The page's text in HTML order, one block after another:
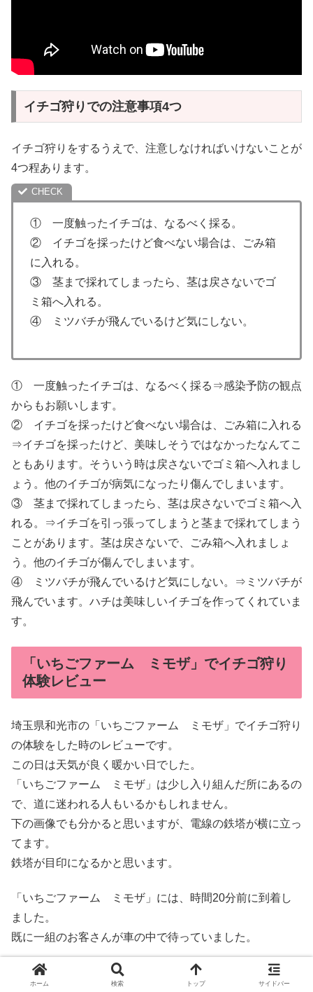
イチゴ狩りでの注意事項4つ
イチゴ狩りをするうえで、注意しなければいけないことが
4つ程あります。
① 一度触ったイチゴは、なるべく採る。
② イチゴを採ったけど食べない場合は、ごみ箱
に入れる。
③ 茎まで採れてしまったら、茎は戻さないでゴ
ミ箱へ入れる。
④ ミツバチが飛んでいるけど気にしない。
① 一度触ったイチゴは、なるべく採る⇒感染予防の観点
からもお願いします。
② イチゴを採ったけど食べない場合は、ごみ箱に入れる
⇒イチゴを採ったけど、美味しそうではなかったなんてこ
ともあります。そういう時は戻さないでゴミ箱へ入れまし
ょう。他のイチゴが病気になったり傷んでしまいます。
③ 茎まで採れてしまったら、茎は戻さないでゴミ箱へ入
れる。⇒イチゴを引っ張ってしまうと茎まで採れてしまう
ことがあります。茎は戻さないで、ごみ箱へ入れましょ
う。他のイチゴが傷んでしまいます。
④ ミツバチが飛んでいるけど気にしない。⇒ミツバチが
飛んでいます。ハチは美味しいイチゴを作ってくれていま
す。
「いちごファーム ミモザ」でイチゴ狩り
体験レビュー
埼玉県和光市の「いちごファーム ミモザ」でイチゴ狩り
の体験をした時のレビューです。
この日は天気が良く暖かい日でした。
「いちごファーム ミモザ」は少し入り組んだ所にあるの
で、道に迷われる人もいるかもしれません。
下の画像でも分かると思いますが、電線の鉄塔が横に立っ
てます。
鉄塔が目印になるかと思います。
「いちごファーム ミモザ」には、時間20分前に到着し
ました。
既に一組のお客さんが車の中で待っていました。
付近を少し見学。
ホーム 検索 トップ サイドバー